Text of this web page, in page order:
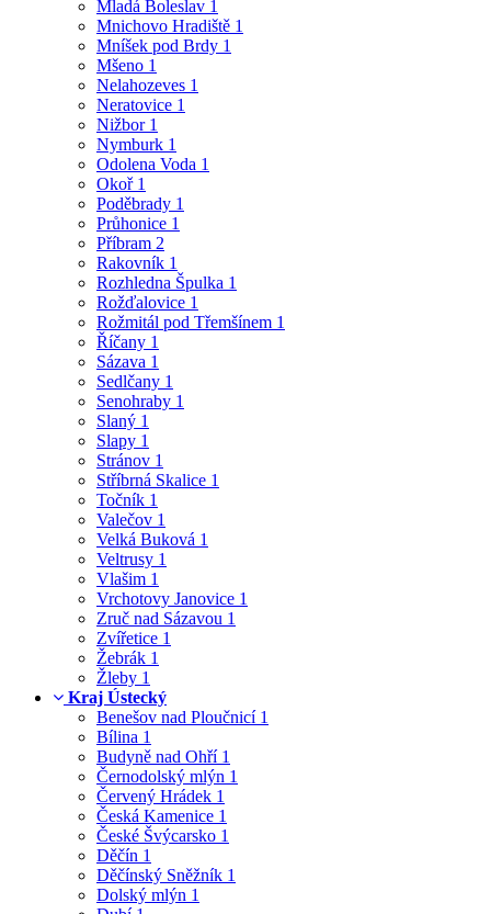
Mladá Boleslav 1
Mnichovo Hradiště 1
Mníšek pod Brdy 1
Mšeno 1
Nelahozeves 1
Neratovice 1
Nižbor 1
Nymburk 1
Odolena Voda 1
Okoř 1
Poděbrady 1
Průhonice 1
Příbram 2
Rakovník 1
Rozhledna Špulka 1
Rožďalovice 1
Rožmitál pod Třemšínem 1
Říčany 1
Sázava 1
Sedlčany 1
Senohraby 1
Slaný 1
Slapy 1
Stránov 1
Stříbrná Skalice 1
Točník 1
Valečov 1
Velká Buková 1
Veltrusy 1
Vlašim 1
Vrchotovy Janovice 1
Zruč nad Sázavou 1
Zvířetice 1
Žebrák 1
Žleby 1
Kraj Ústecký
Benešov nad Ploučnicí 1
Bílina 1
Budyně nad Ohří 1
Černodolský mlýn 1
Červený Hrádek 1
Česká Kamenice 1
České Švýcarsko 1
Děčín 1
Děčínský Sněžník 1
Dolský mlýn 1